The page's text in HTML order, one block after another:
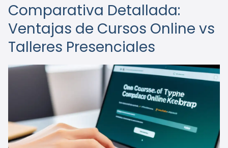
Comparativa Detallada:
Ventajas de Cursos Online vs
Talleres Presenciales